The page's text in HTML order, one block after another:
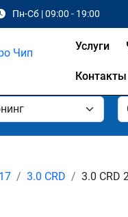
Пн-Сб | 09:00 - 19:00
Услуги
Контакты
3.0 CRD 3.0 CRD